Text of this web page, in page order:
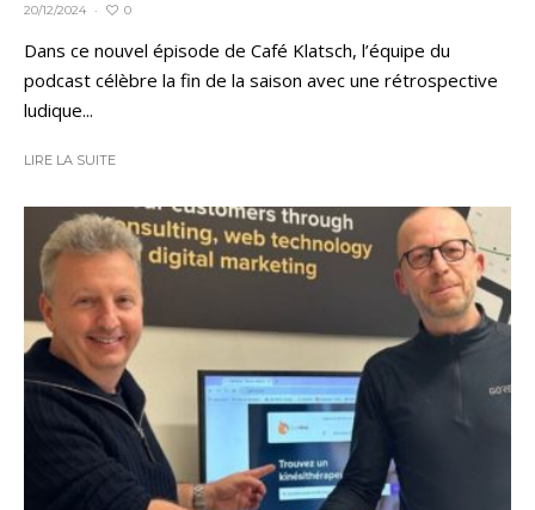
20/12/2024 · 0
Dans ce nouvel épisode de Café Klatsch, l’équipe du
podcast célèbre la fin de la saison avec une rétrospective
ludique...
LIRE LA SUITE